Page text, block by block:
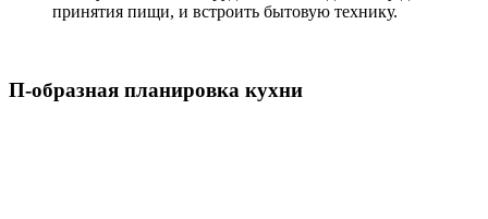
принятия пищи, и встроить бытовую технику.
П-образная планировка кухни